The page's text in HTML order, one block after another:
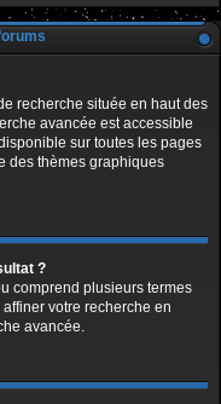
recherche située en haut des
avancée est accessible
sur toutes les pages
des thèmes graphiques
?
comprend plusieurs termes
votre recherche en
avancée.